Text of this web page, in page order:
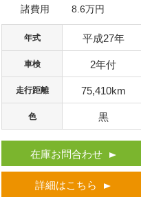
諸費用
8.6万円
年式 平成27年
車検 2年付
走行距離 75,410km
色 黒
在庫お問合わせ
詳細はこちら